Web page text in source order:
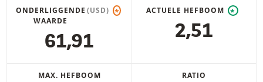
ONDERLIGGENDE
WAARDE
(USD) *
61,91
ACTUELE HEFBOOM *
2,51
MAX. HEFBOOM RATIO